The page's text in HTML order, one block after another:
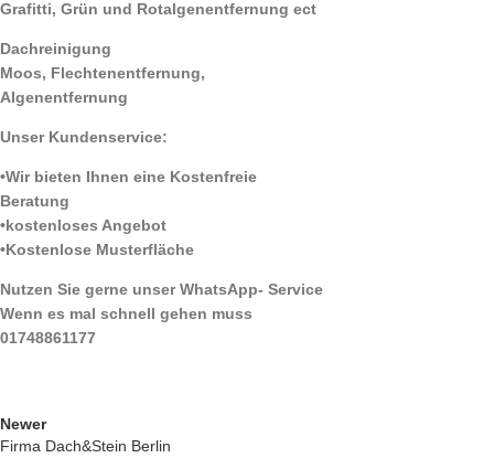
Grafitti, Grün und Rotalgenentfernung ect
Dachreinigung
Moos, Flechtenentfernung,
Algenentfernung
Unser Kundenservice:
•Wir bieten Ihnen eine Kostenfreie
Beratung
•kostenloses Angebot
•Kostenlose Musterfläche
Nutzen Sie gerne unser WhatsApp- Service
Wenn es mal schnell gehen muss
01748861177
Newer
Firma Dach&Stein Berlin